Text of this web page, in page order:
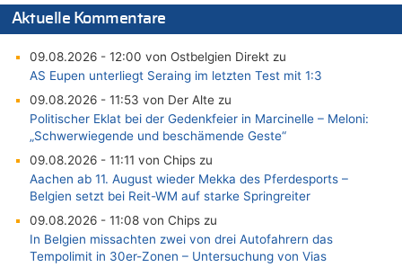
Aktuelle Kommentare
09.08.2026 - 12:00 von Ostbelgien Direkt zu
AS Eupen unterliegt Seraing im letzten Test mit 1:3
09.08.2026 - 11:53 von Der Alte zu
Politischer Eklat bei der Gedenkfeier in Marcinelle – Meloni:
„Schwerwiegende und beschämende Geste“
09.08.2026 - 11:11 von Chips zu
Aachen ab 11. August wieder Mekka des Pferdesports –
Belgien setzt bei Reit-WM auf starke Springreiter
09.08.2026 - 11:08 von Chips zu
In Belgien missachten zwei von drei Autofahrern das
Tempolimit in 30er-Zonen – Untersuchung von Vias